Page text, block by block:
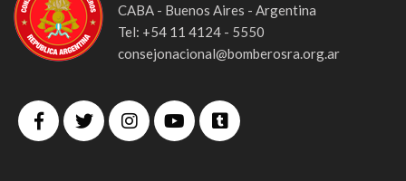
CABA - Buenos Aires - Argentina
Tel: +54 11 4124 - 5550
consejonacional@bomberosra.org.ar